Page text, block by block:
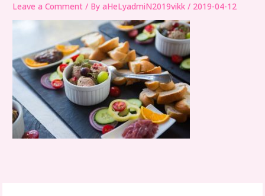
Leave a Comment / ByaHeLyadmiN2019vikk/ 2019-04-12